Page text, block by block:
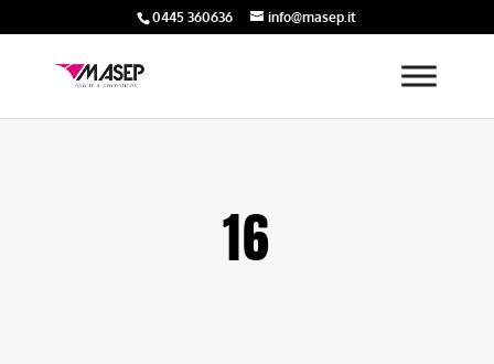
0445 360636 info@masep.it
16